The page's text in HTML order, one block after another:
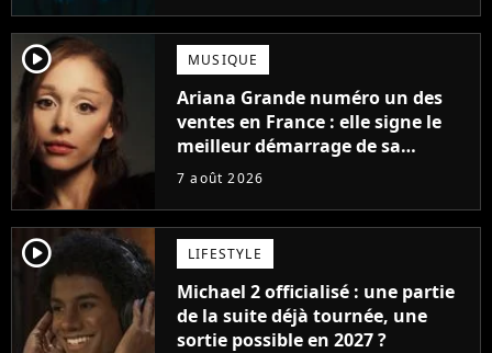
player2 MUSIQUE
Ariana Grande numéro un des
ventes en France : elle signe le
meilleur démarrage de sa
carrière avec son album Petal
7 août 2026
player2 LIFESTYLE
Michael 2 officialisé : une partie
de la suite déjà tournée, une
sortie possible en 2027 ?